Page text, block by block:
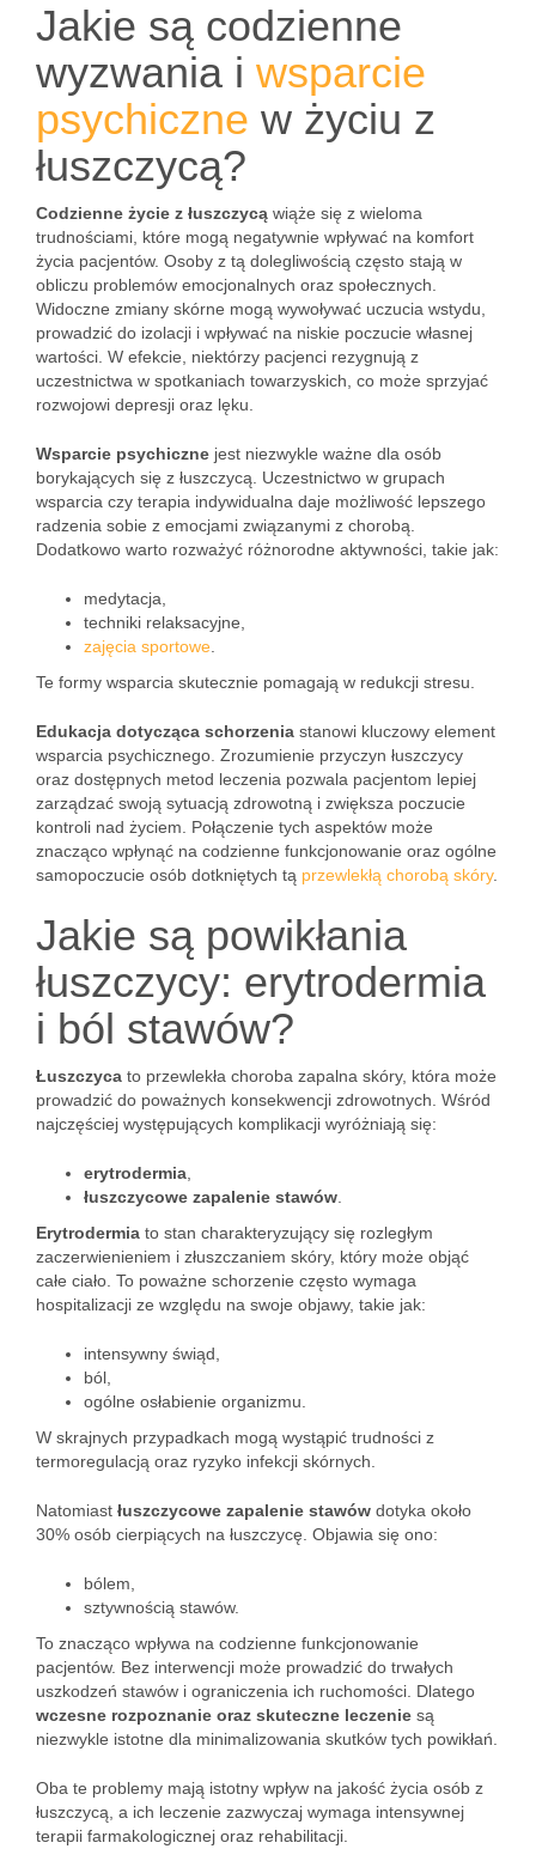
Jakie są codzienne
wyzwania i wsparcie
psychiczne w życiu z
łuszczycą?
Codzienne życie z łuszczycą wiąże się z wieloma
trudnościami, które mogą negatywnie wpływać na komfort
życia pacjentów. Osoby z tą dolegliwością często stają w
obliczu problemów emocjonalnych oraz społecznych.
Widoczne zmiany skórne mogą wywoływać uczucia wstydu,
prowadzić do izolacji i wpływać na niskie poczucie własnej
wartości. W efekcie, niektórzy pacjenci rezygnują z
uczestnictwa w spotkaniach towarzyskich, co może sprzyjać
rozwojowi depresji oraz lęku.
Wsparcie psychiczne jest niezwykle ważne dla osób
borykających się z łuszczycą. Uczestnictwo w grupach
wsparcia czy terapia indywidualna daje możliwość lepszego
radzenia sobie z emocjami związanymi z chorobą.
Dodatkowo warto rozważyć różnorodne aktywności, takie jak:
medytacja,
techniki relaksacyjne,
zajęcia sportowe
Te formy wsparcia skutecznie pomagają w redukcji stresu.
Edukacja dotycząca schorzenia stanowi kluczowy element
wsparcia psychicznego. Zrozumienie przyczyn łuszczycy
oraz dostępnych metod leczenia pozwala pacjentom lepiej
zarządzać swoją sytuacją zdrowotną i zwiększa poczucie
kontroli nad życiem. Połączenie tych aspektów może
znacząco wpłynąć na codzienne funkcjonowanie oraz ogólne
samopoczucie osób dotkniętych tą przewlekłą chorobą skóry.
Jakie są powikłania
łuszczycy: erytrodermia
i ból stawów?
Łuszczyca to przewlekła choroba zapalna skóry, która może
prowadzić do poważnych konsekwencji zdrowotnych. Wśród
najczęściej występujących komplikacji wyróżniają się:
erytrodermia
łuszczycowe zapalenie stawów
Erytrodermia to stan charakteryzujący się rozległym
zaczerwienieniem i złuszczaniem skóry, który może objąć
całe ciało. To poważne schorzenie często wymaga
hospitalizacji ze względu na swoje objawy, takie jak:
intensywny świąd,
ból,
ogólne osłabienie organizmu.
W skrajnych przypadkach mogą wystąpić trudności z
termoregulacją oraz ryzyko infekcji skórnych.
Natomiast łuszczycowe zapalenie stawów dotyka około
30% osób cierpiących na łuszczycę. Objawia się ono:
bólem,
sztywnością stawów.
To znacząco wpływa na codzienne funkcjonowanie
pacjentów. Bez interwencji może prowadzić do trwałych
uszkodzeń stawów i ograniczenia ich ruchomości. Dlatego
wczesne rozpoznanie oraz skuteczne leczenie są
niezwykle istotne dla minimalizowania skutków tych powikłań.
Oba te problemy mają istotny wpływ na jakość życia osób z
łuszczycą, a ich leczenie zazwyczaj wymaga intensywnej
terapii farmakologicznej oraz rehabilitacji.